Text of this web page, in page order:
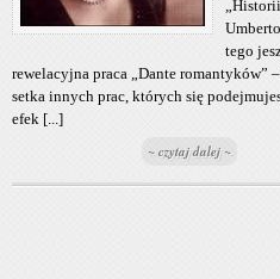
tego
rewelacyjna praca „Dante romantyków”
setka innych prac, których się
efek [...]
~ czytaj dalej ~